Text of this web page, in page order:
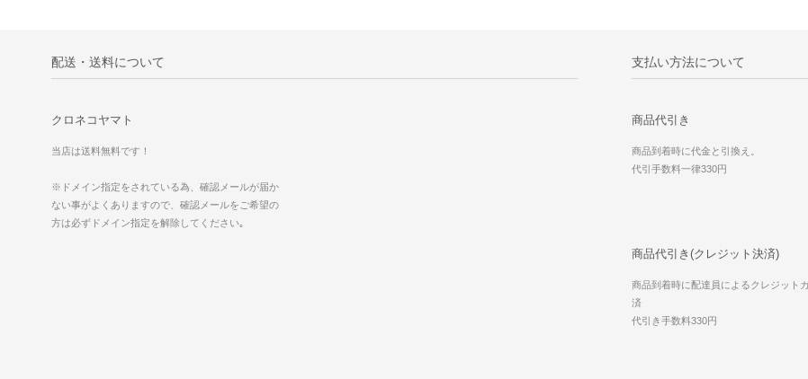
配送・送料について
クロネコヤマト
当店は送料無料です！
※ドメイン指定をされている為、確認メールが届か
ない事がよくありますので、確認メールをご希望の
方は必ずドメイン指定を解除してください｡
支払い方法について
商品代引き
商品到着時に代金と引換え。
代引手数料一律330円
商品代引き(クレジット決済)
商品到着時に配達員によるクレジット
済
代引き手数料330円